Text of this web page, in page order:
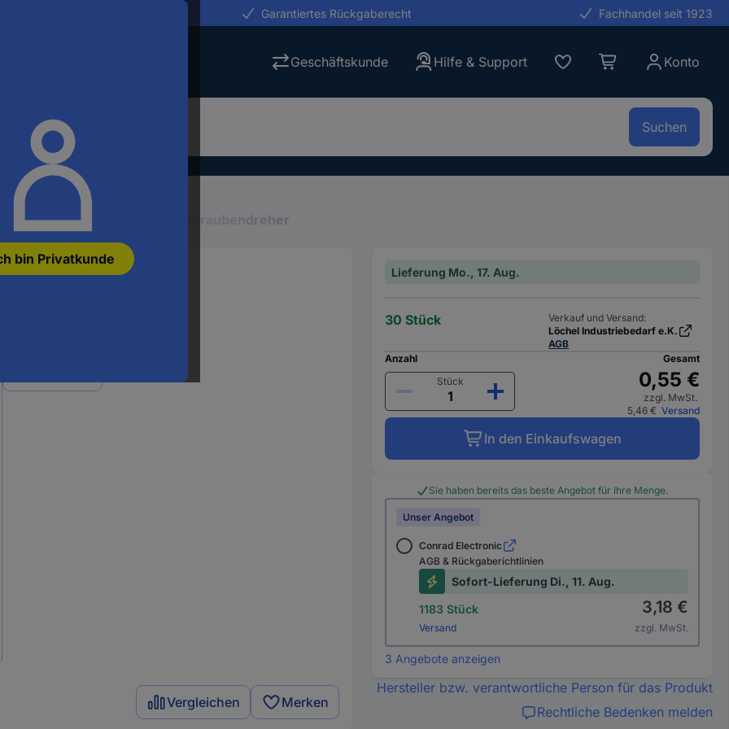
bin Privatkunde
Garantiertes Rückgaberecht Fachhandel seit 1923
Geschäftskunde Hilfe & Support Konto
Suchen
Schraubenzieher Winkelschraubendreher
Vergleichen Merken
Lieferung Mo., 17. Aug.
30 Stück
Verkauf und Versand:
Löchel Industriebedarf e.K.
AGB
Anzahl
Stück
Gesamt
0,55 €
zzgl. MwSt.
5,46 € Versand
In den Einkaufswagen
Sie haben bereits das beste Angebot für Ihre Menge.
Unser Angebot
Conrad Electronic
AGB & Rückgaberichtlinien
Sofort-Lieferung Di., 11. Aug.
1183 Stück
Versand
3,18 €
zzgl. MwSt.
3 Angebote anzeigen
Hersteller bzw. verantwortliche Person für das Produkt
Rechtliche Bedenken melden